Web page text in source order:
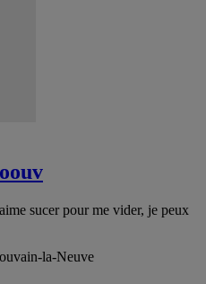
sucer pour me vider, je peux
la-Neuve